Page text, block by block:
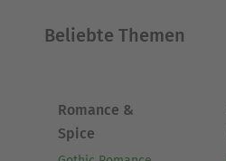
Beliebte Themen
Romance &
Spice